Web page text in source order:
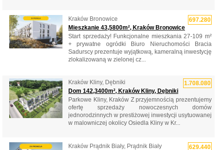
697.280
Kraków Bronowice
Mieszkanie 43,5800m², Kraków Bronowice
Start sprzedaży! Funkcjonalne mieszkania 27-109 m²
+ prywatne ogródki Biuro Nieruchomości Bracia
Sadurscy prezentuje wyjątkową, kameralną inwestycję
zlokalizowaną w zielonej cz...
1.708.080
Kraków Kliny, Dębniki
Dom 142,3400m², Kraków Kliny, Dębniki
Parkowe Kliny, Kraków Z przyjemnością prezentujemy
ofertę sprzedaży nowoczesnych domów
jednorodzinnych w prestiżowej inwestycji usytuowanej
w malowniczej okolicy Osiedla Kliny w Kr...
629.440
Kraków Prądnik Biały, Prądnik Biały